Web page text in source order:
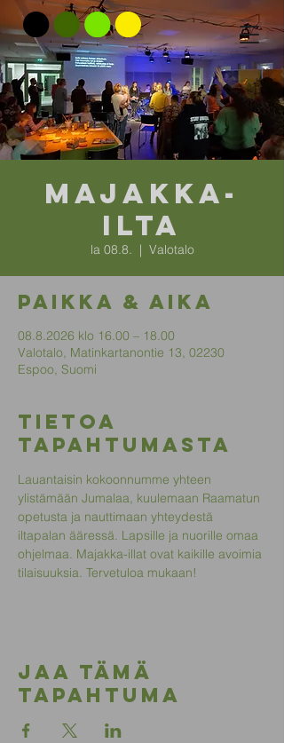
Majakka-
ilta
la 08.8.
  |
Valotalo
Paikka & aika
08.8.2026 klo 16.00 – 18.00
Valotalo, Matinkartanontie 13, 02230
Espoo, Suomi
Tietoa
tapahtumasta
Lauantaisin kokoonnumme yhteen
ylistämään Jumalaa, kuulemaan Raamatun
opetusta ja nauttimaan yhteydestä
iltapalan ääressä. Lapsille ja nuorille omaa
ohjelmaa. Majakka-illat ovat kaikille avoimia
tilaisuuksia. Tervetuloa mukaan!
Jaa tämä
tapahtuma